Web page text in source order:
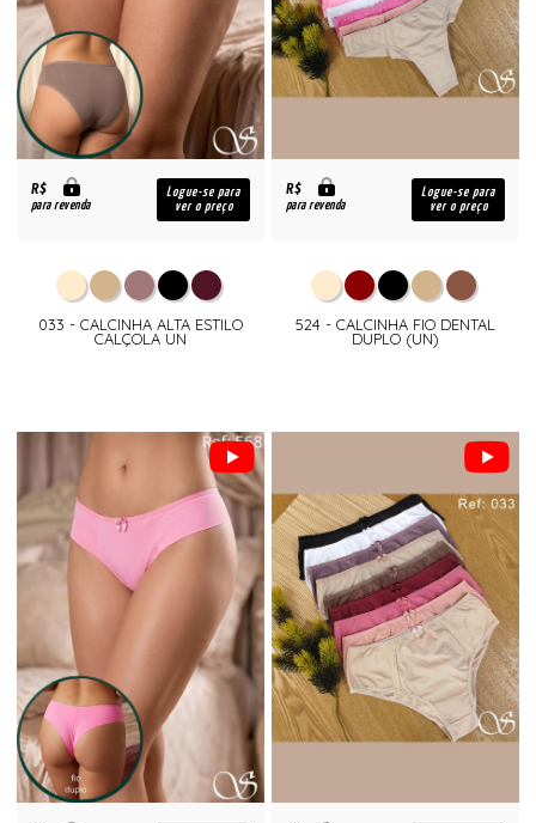
R$
para revenda
Logue-se para
ver o preço
033 - CALCINHA ALTA ESTILO
CALÇOLA UN
R$
para revenda
Logue-se para
ver o preço
524 - CALCINHA FIO DENTAL
DUPLO (UN)